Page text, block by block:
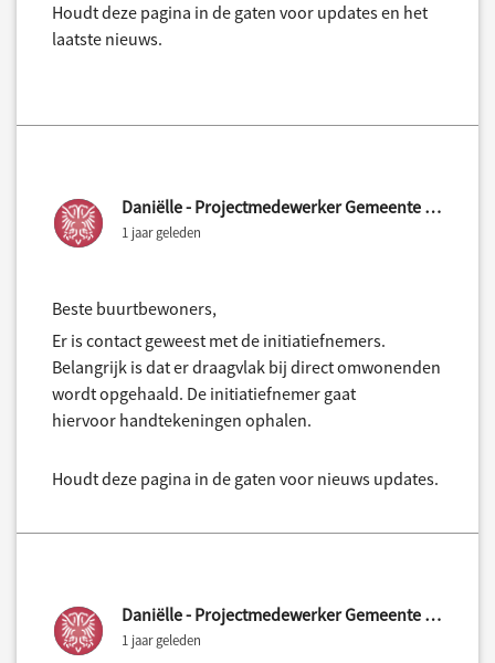
Houdt deze pagina in de gaten voor updates en het
laatste nieuws.
Daniëlle - Projectmedewerker Gemeente Nijmegen
1 jaar geleden
Beste buurtbewoners,
Er is contact geweest met de initiatiefnemers.
Belangrijk is dat er draagvlak bij direct omwonenden
wordt opgehaald. De initiatiefnemer gaat
hiervoor handtekeningen ophalen.
Houdt deze pagina in de gaten voor nieuws updates.
Daniëlle - Projectmedewerker Gemeente Nijmegen
1 jaar geleden